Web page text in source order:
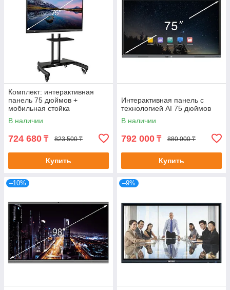
Комплект: интерактивная
панель 75 дюймов +
мобильная стойка
В наличии
724 680 ₸ 823 500 ₸
Купить
Интерактивная панель с
технологией AI 75 дюймов
В наличии
792 000 ₸ 880 000 ₸
Купить
–10% –9%